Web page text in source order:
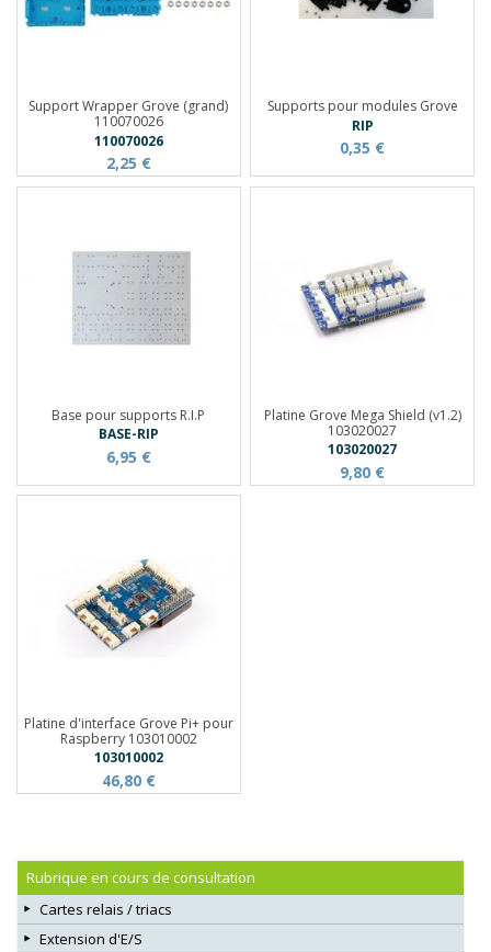
Support Wrapper Grove (grand)
110070026
110070026
2,25 €
Supports pour modules Grove
RIP
0,35 €
Base pour supports R.I.P
BASE-RIP
6,95 €
Platine Grove Mega Shield (v1.2)
103020027
103020027
9,80 €
Platine d'interface Grove Pi+ pour
Raspberry 103010002
103010002
46,80 €
Rubrique en cours de consultation
Cartes relais / triacs
Extension d'E/S